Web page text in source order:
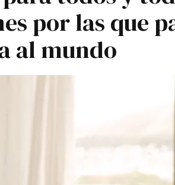
por las que
al mundo